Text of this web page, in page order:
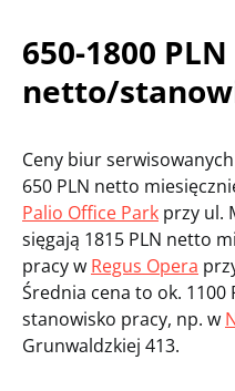
650-1800 PLN
netto/
Ceny biur
650 PLN netto
Palio Office Park przy ul.
sięgają 1815 PLN netto
pracy w Regus Opera
Średnia cena to ok. 1100
stanowisko pracy, np. w
Grunwaldzkiej 413.